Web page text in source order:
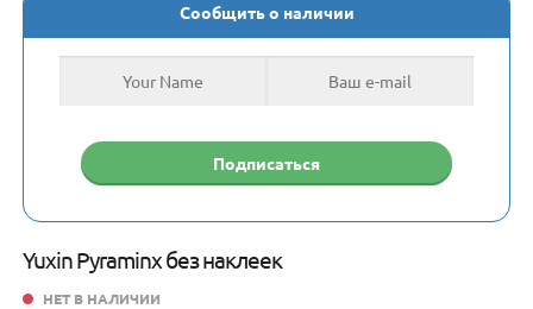
Yuxin Pyraminx без наклеек
НЕТ В НАЛИЧИИ
Сообщить о наличии